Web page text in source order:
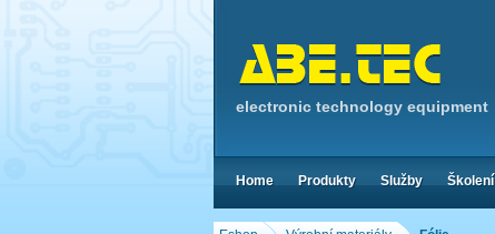
electronic technology equipment
Home Produkty Služby Školení